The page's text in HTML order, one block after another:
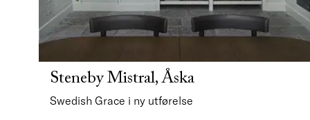
Steneby Mistral, Åska
Swedish Grace i ny utførelse